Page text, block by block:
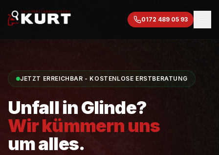
0172 489 05 93
JETZT ERREICHBAR - KOSTENLOSE ERSTBERATUNG
Unfall inGlinde?
Wir kümmern uns
um alles.